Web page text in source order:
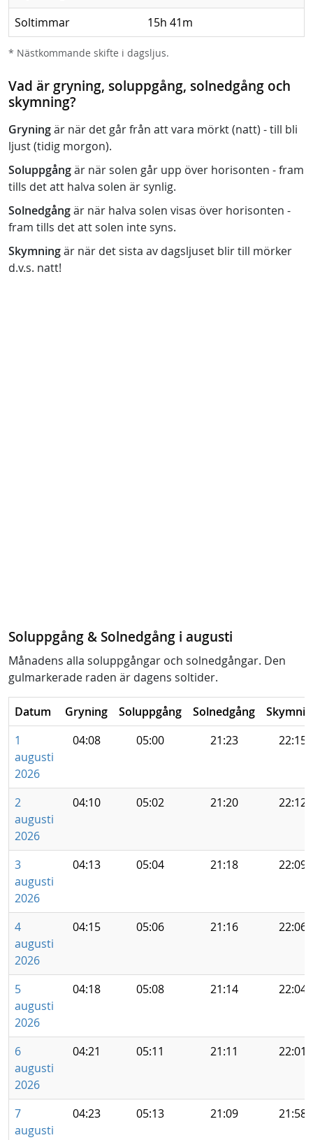
Soltimmar 15h 41m
* Nästkommande skifte i dagsljus.
Vad är gryning, soluppgång, solnedgång och
skymning?
Gryningär när det går från att vara mörkt (natt) - till bli
ljust (tidig morgon).
Soluppgångär när solen går upp över horisonten - fram
tills det att halva solen är synlig.
Solnedgångär när halva solen visas över horisonten -
fram tills det att solen inte syns.
Skymningär när det sista av dagsljuset blir till mörker
d.v.s. natt!
Soluppgång & Solnedgång i augusti
Månadens alla soluppgångar och solnedgångar. Den
gulmarkerade raden är dagens soltider.
Datum Gryning Soluppgång Solnedgång
1
augusti
2026
04:08 05:00 21:23 22:15
2
augusti
2026
04:10 05:02 21:20 22:12
3
augusti
2026
04:13 05:04 21:18 22:09
4
augusti
2026
04:15 05:06 21:16 22:06
5
augusti
2026
04:18 05:08 21:14 22:04
6
augusti
2026
04:21 05:11 21:11 22:01
7
augusti
04:23 05:13 21:09 21:58